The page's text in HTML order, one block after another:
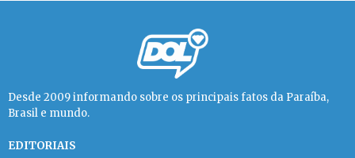
Desde 2009 informando sobre os principais fatos da Paraíba,
Brasil e mundo.
EDITORIAIS